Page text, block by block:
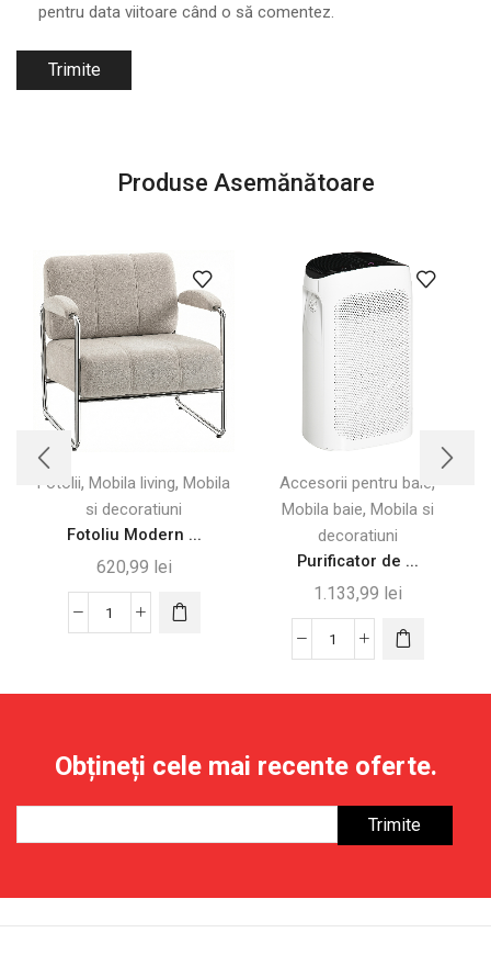
pentru data viitoare când o să comentez.
Produse Asemănătoare
Fotolii, Mobila living, Mobila
si decoratiuni
Fotoliu Modern ...
620,99 lei
Cantitate
Tapițerie
Chenille
Accesorii pentru baie,
Mobila baie, Mobila si
decoratiuni
Purificator de ...
1.133,99 lei
Cantitate
cu
filtru
HEPA,
Obțineți cele mai recente oferte.